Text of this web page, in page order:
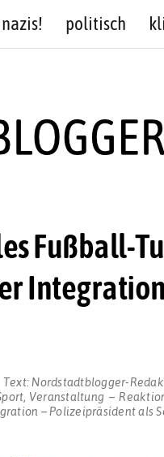
politisch
Fußball-
Text: Nordstadtblogger-
Veranstaltung
– Polizeipräsident als